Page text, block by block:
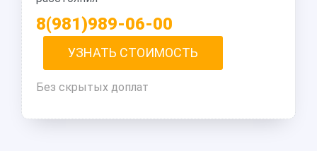
8(981)989-06-00
УЗНАТЬ СТОИМОСТЬ
Без скрытых доплат